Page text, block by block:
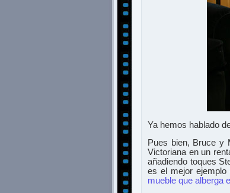
Ya hemos hablado
Pues bien, Bruce y
Victoriana en un
añadiendo toques
es el mejor ejemplo
mueble que alberga